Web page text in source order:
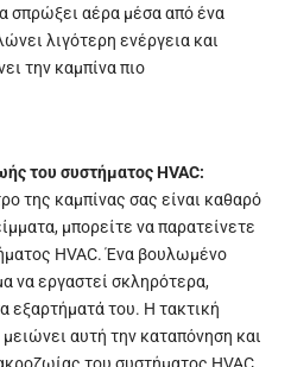
σπρώξει αέρα μέσα από ένα
λιγότερη ενέργεια και
την καμπίνα πιο
του συστήματος HVAC:
της καμπίνας σας είναι καθαρό
μπορείτε να παρατείνετε
HVAC. Ένα βουλωμένο
να εργαστεί σκληρότερα,
εξαρτήματά του. Η τακτική
αυτή την καταπόνηση και